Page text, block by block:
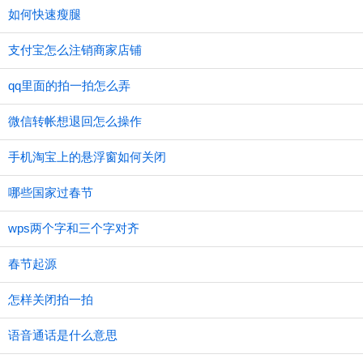
如何快速瘦腿
支付宝怎么注销商家店铺
qq里面的拍一拍怎么弄
微信转帐想退回怎么操作
手机淘宝上的悬浮窗如何关闭
哪些国家过春节
wps两个字和三个字对齐
春节起源
怎样关闭拍一拍
语音通话是什么意思